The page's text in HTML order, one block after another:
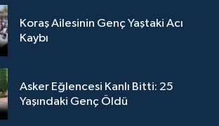
Koraş Ailesinin Genç Yaştaki Acı
Kaybı
Asker Eğlencesi Kanlı Bitti: 25
Yaşındaki Genç Öldü